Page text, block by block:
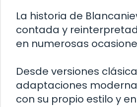
La historia de
contada y
en numerosas
Desde versiones
adaptaciones
con su propio estilo y